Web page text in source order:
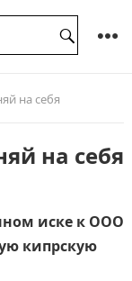
на себя
на себя
иске к ООО
кипрскую